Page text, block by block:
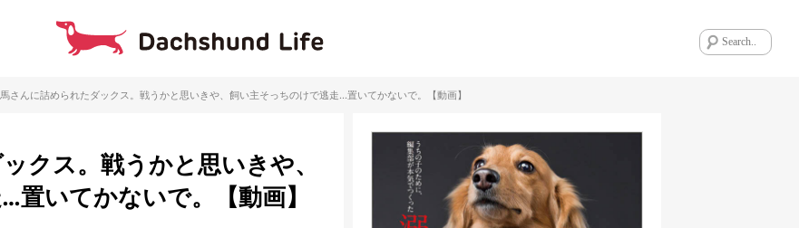
さんに詰められたダックス。戦うかと思いきや、飼い主そっちのけで逃走…置いてかないで。【動画】
クス。戦うかと思いきや、
いてかないで。【動画】